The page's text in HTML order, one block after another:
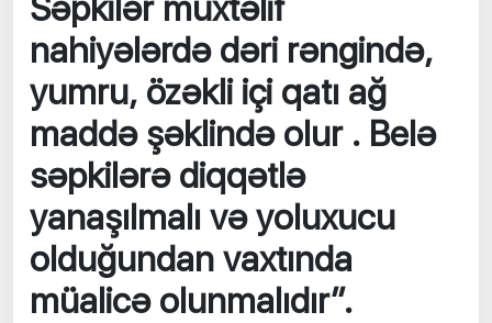
Səpkilər müxtəlif
nahiyələrdə dəri rəngində,
yumru, özəkli içi qatı ağ
maddə şəklində olur . Belə
səpkilərə diqqətlə
yanaşılmalı və yoluxucu
olduğundan vaxtında
müalicə olunmalıdır”.